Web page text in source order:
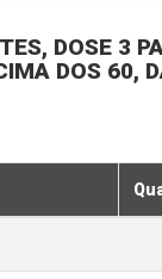
DOSE 3
DOS 60,